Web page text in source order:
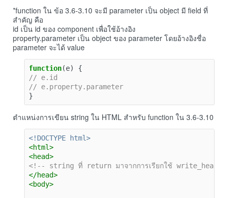
*function ใน ข้อ 3.6-3.10 จะมี parameter เป็น object มี field ที่
สำคัญ คือ
id เป็น id ของ component เพื่อใช้อ้างอิง
property.parameter เป็น object ของ parameter โดยอ้างอิงชื่อ
parameter จะได้ value
function(e)
{
// e.id
// e.property.parameter
}
ตำแหน่งการเขียน string ใน HTML สำหรับ function ใน 3.6-3.10
<!DOCTYPE html>
<html>
<head>
<!-- string ที่ return มาจากการเรียกใช้
</head>
<body>